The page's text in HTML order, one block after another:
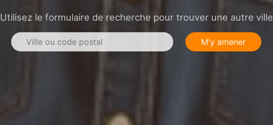
Utilisez le formulaire de recherche pour trouver une autre ville
M'y amener